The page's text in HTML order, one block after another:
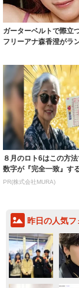
ガーターベルトで際立
フリーアナ森香澄がラ
８月のロト6はこの方
数字が『完全一致』す
PR(株式会社MURA)
昨日の人気